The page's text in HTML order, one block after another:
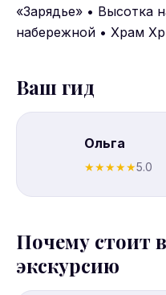
«Зарядье» • Высотка
набережной • Храм
Ваш гид
Ольга
★★★★★5.0
Почему стоит
экскурсию